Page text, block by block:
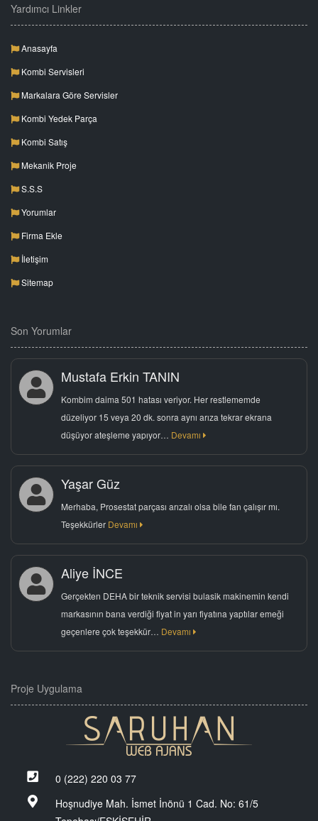
Yardımcı Linkler
Anasayfa
Kombi Servisleri
Markalara Göre Servisler
Kombi Yedek Parça
Kombi Satış
Mekanik Proje
S.S.S
Yorumlar
Firma Ekle
İletişim
Sitemap
Son Yorumlar
Mustafa Erkin TANIN
Kombim daima 501 hatası veriyor. Her restlememde
düzeliyor 15 veya 20 dk. sonra aynı arıza tekrar ekrana
düşüyor ateşleme yapıyor… Devamı
Yaşar Güz
Merhaba, Prosestat parçası arızalı olsa bile fan çalışır mı.
Teşekkürler Devamı
Aliye İNCE
Gerçekten DEHA bir teknik servisi bulasik makinemin kendi
markasının bana verdiği fiyat in yarı fiyatına yaptılar emeği
geçenlere çok teşekkür… Devamı
Proje Uygulama
0 (222) 220 03 77
Hoşnudiye Mah. İsmet İnönü 1 Cad. No: 61/5